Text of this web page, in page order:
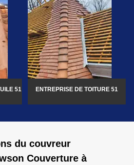
51 ENTREPRISE DE TOITURE 51
du couvreur
Couverture à